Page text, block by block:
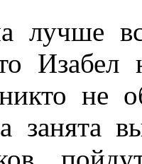
Изабел
не
занята